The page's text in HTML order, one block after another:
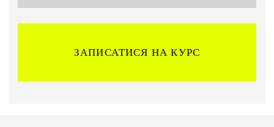
ЗАПИСАТИСЯ НА КУРС